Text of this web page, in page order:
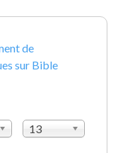
de
sur Bible
13